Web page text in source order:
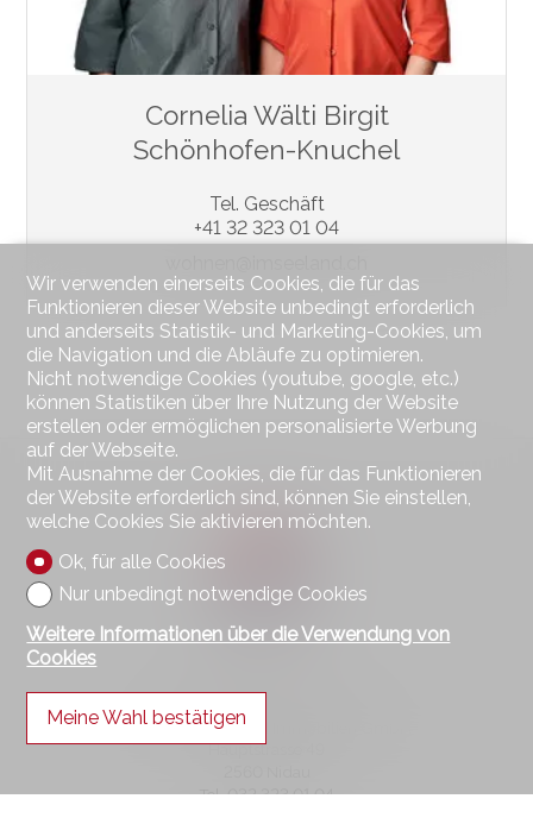
Cornelia Wälti Birgit
Schönhofen-Knuchel
Tel. Geschäft
+41 32 323 01 04
Kontaktieren Sie uns
Wohnen im Seeland Immobilien GmbH
Hauptstrasse 49
Tel.032 323 01 04
Wir verwenden einerseits Cookies, die für das
Funktionieren dieser Website unbedingt erforderlich
und anderseits Statistik- und Marketing-Cookies, um
die Navigation und die Abläufe zu optimieren.
Nicht notwendige Cookies (youtube, google, etc.)
können Statistiken über Ihre Nutzung der Website
erstellen oder ermöglichen personalisierte Werbung
auf der Webseite.
Mit Ausnahme der Cookies, die für das Funktionieren
der Website erforderlich sind, können Sie einstellen,
welche Cookies Sie aktivieren möchten.
Ok, für alle Cookies
Nur unbedingt notwendige Cookies
Weitere Informationen über die Verwendung von
Cookies
Meine Wahl bestätigen